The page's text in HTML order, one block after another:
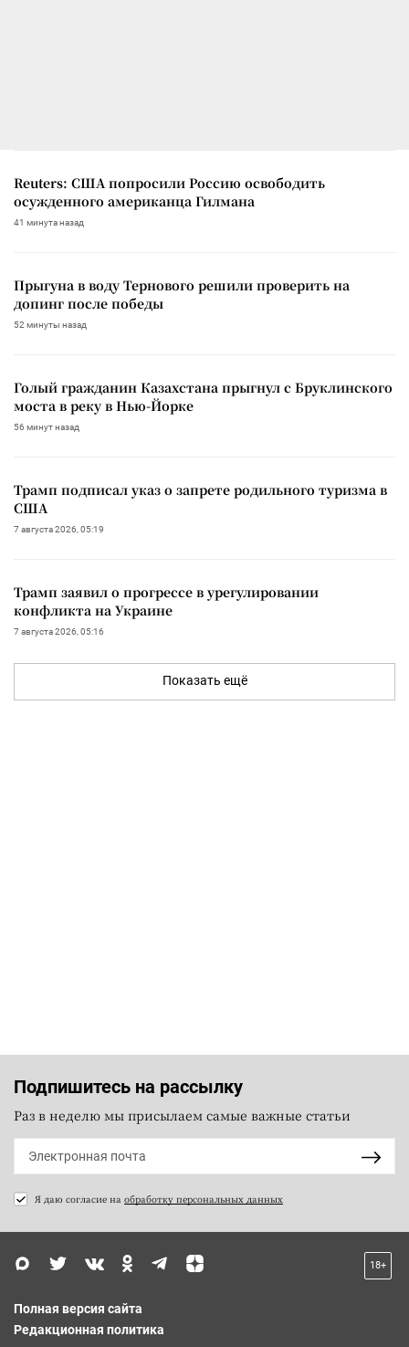
Reuters: США попросили Россию освободить
осужденного американца Гилмана
41 минута назад
Прыгуна в воду Тернового решили проверить на
допинг после победы
52 минуты назад
Голый гражданин Казахстана прыгнул с Бруклинского
моста в реку в Нью-Йорке
56 минут назад
Трамп подписал указ о запрете родильного туризма в
США
7 августа 2026, 05:19
Трамп заявил о прогрессе в урегулировании
конфликта на Украине
7 августа 2026, 05:16
Показать ещё
Подпишитесь на рассылку
Раз в неделю мы присылаем самые важные статьи
Я даю согласие на обработку персональных данных
18+
Полная версия сайта
Редакционная политика